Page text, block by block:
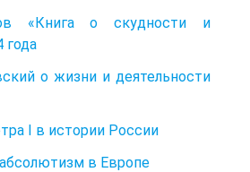
«Книга о скудности и
года
о жизни и деятельности
I в истории России
в Европе